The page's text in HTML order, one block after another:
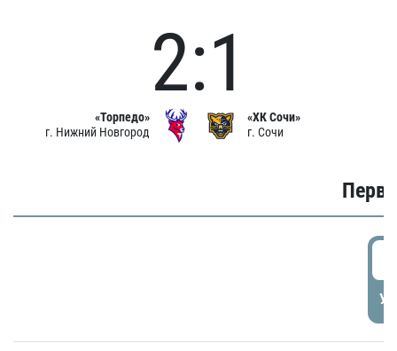
«Торпедо»
г. Нижний Новгород
2:1
«ХК Сочи»
г. Сочи